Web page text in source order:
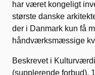
har været kongeligt
største danske
der i Danmark kun få
håndværksmæssige
Beskrevet i
(supplerende forbud),